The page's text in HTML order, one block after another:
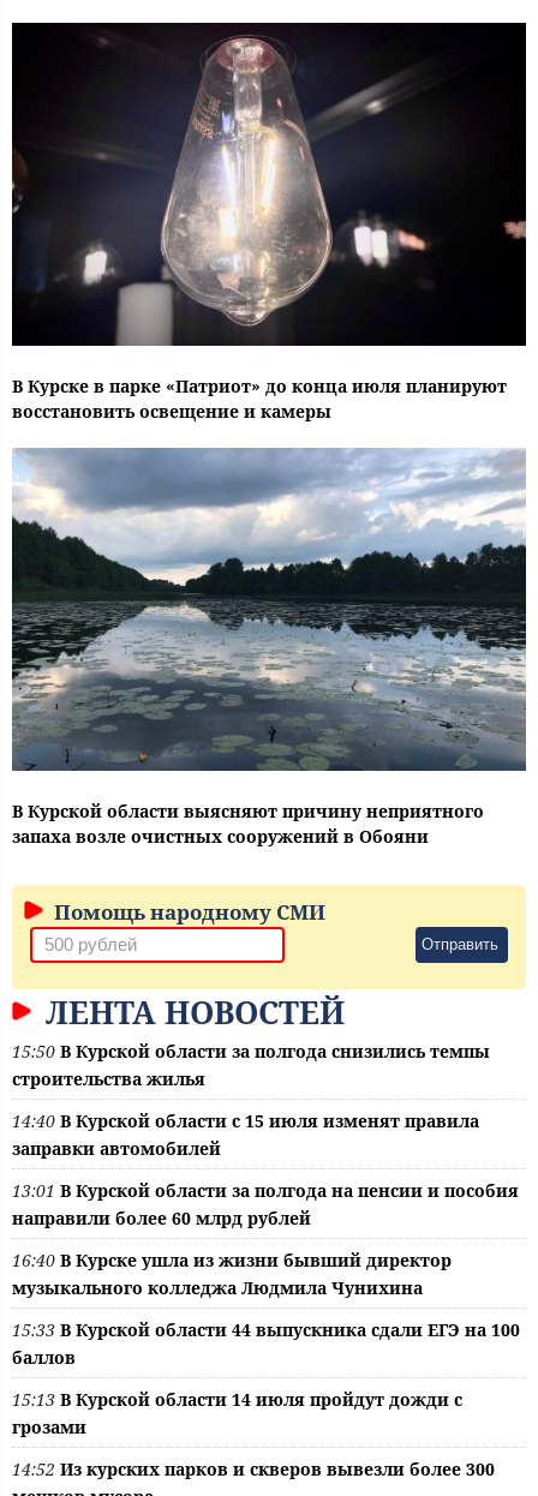
В Курске в парке «Патриот» до конца июля планируют
восстановить освещение и камеры
В Курской области выясняют причину неприятного
запаха возле очистных сооружений в Обояни
Помощь народному СМИ
Отправить
ЛЕНТА НОВОСТЕЙ
15:50 В Курской области за полгода снизились темпы
строительства жилья
14:40 В Курской области с 15 июля изменят правила
заправки автомобилей
13:01 В Курской области за полгода на пенсии и пособия
направили более 60 млрд рублей
16:40 В Курске ушла из жизни бывший директор
музыкального колледжа Людмила Чунихина
15:33 В Курской области 44 выпускника сдали ЕГЭ на 100
баллов
15:13 В Курской области 14 июля пройдут дожди с
грозами
14:52 Из курских парков и скверов вывезли более 300